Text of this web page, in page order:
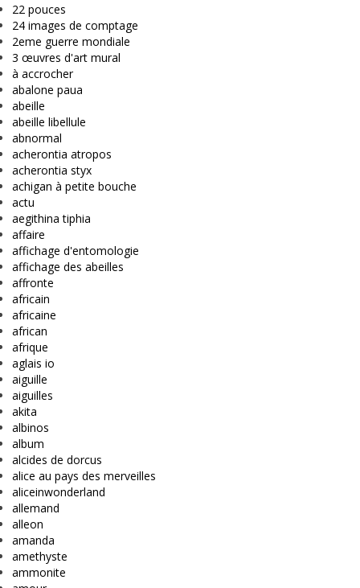
22 pouces
24 images de comptage
2eme guerre mondiale
3 œuvres d'art mural
à accrocher
abalone paua
abeille
abeille libellule
abnormal
acherontia atropos
acherontia styx
achigan à petite bouche
actu
aegithina tiphia
affaire
affichage d'entomologie
affichage des abeilles
affronte
africain
africaine
african
afrique
aglais io
aiguille
aiguilles
akita
albinos
album
alcides de dorcus
alice au pays des merveilles
aliceinwonderland
allemand
alleon
amanda
amethyste
ammonite